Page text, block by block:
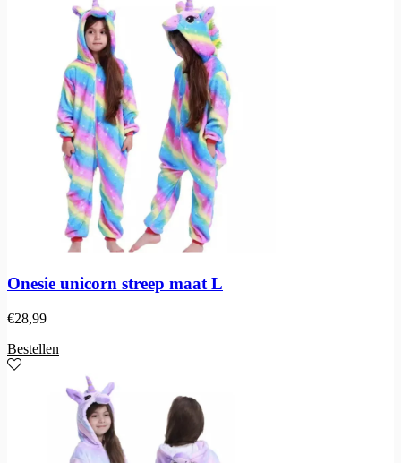
Onesie unicorn streep maat L
€28,99
Bestellen